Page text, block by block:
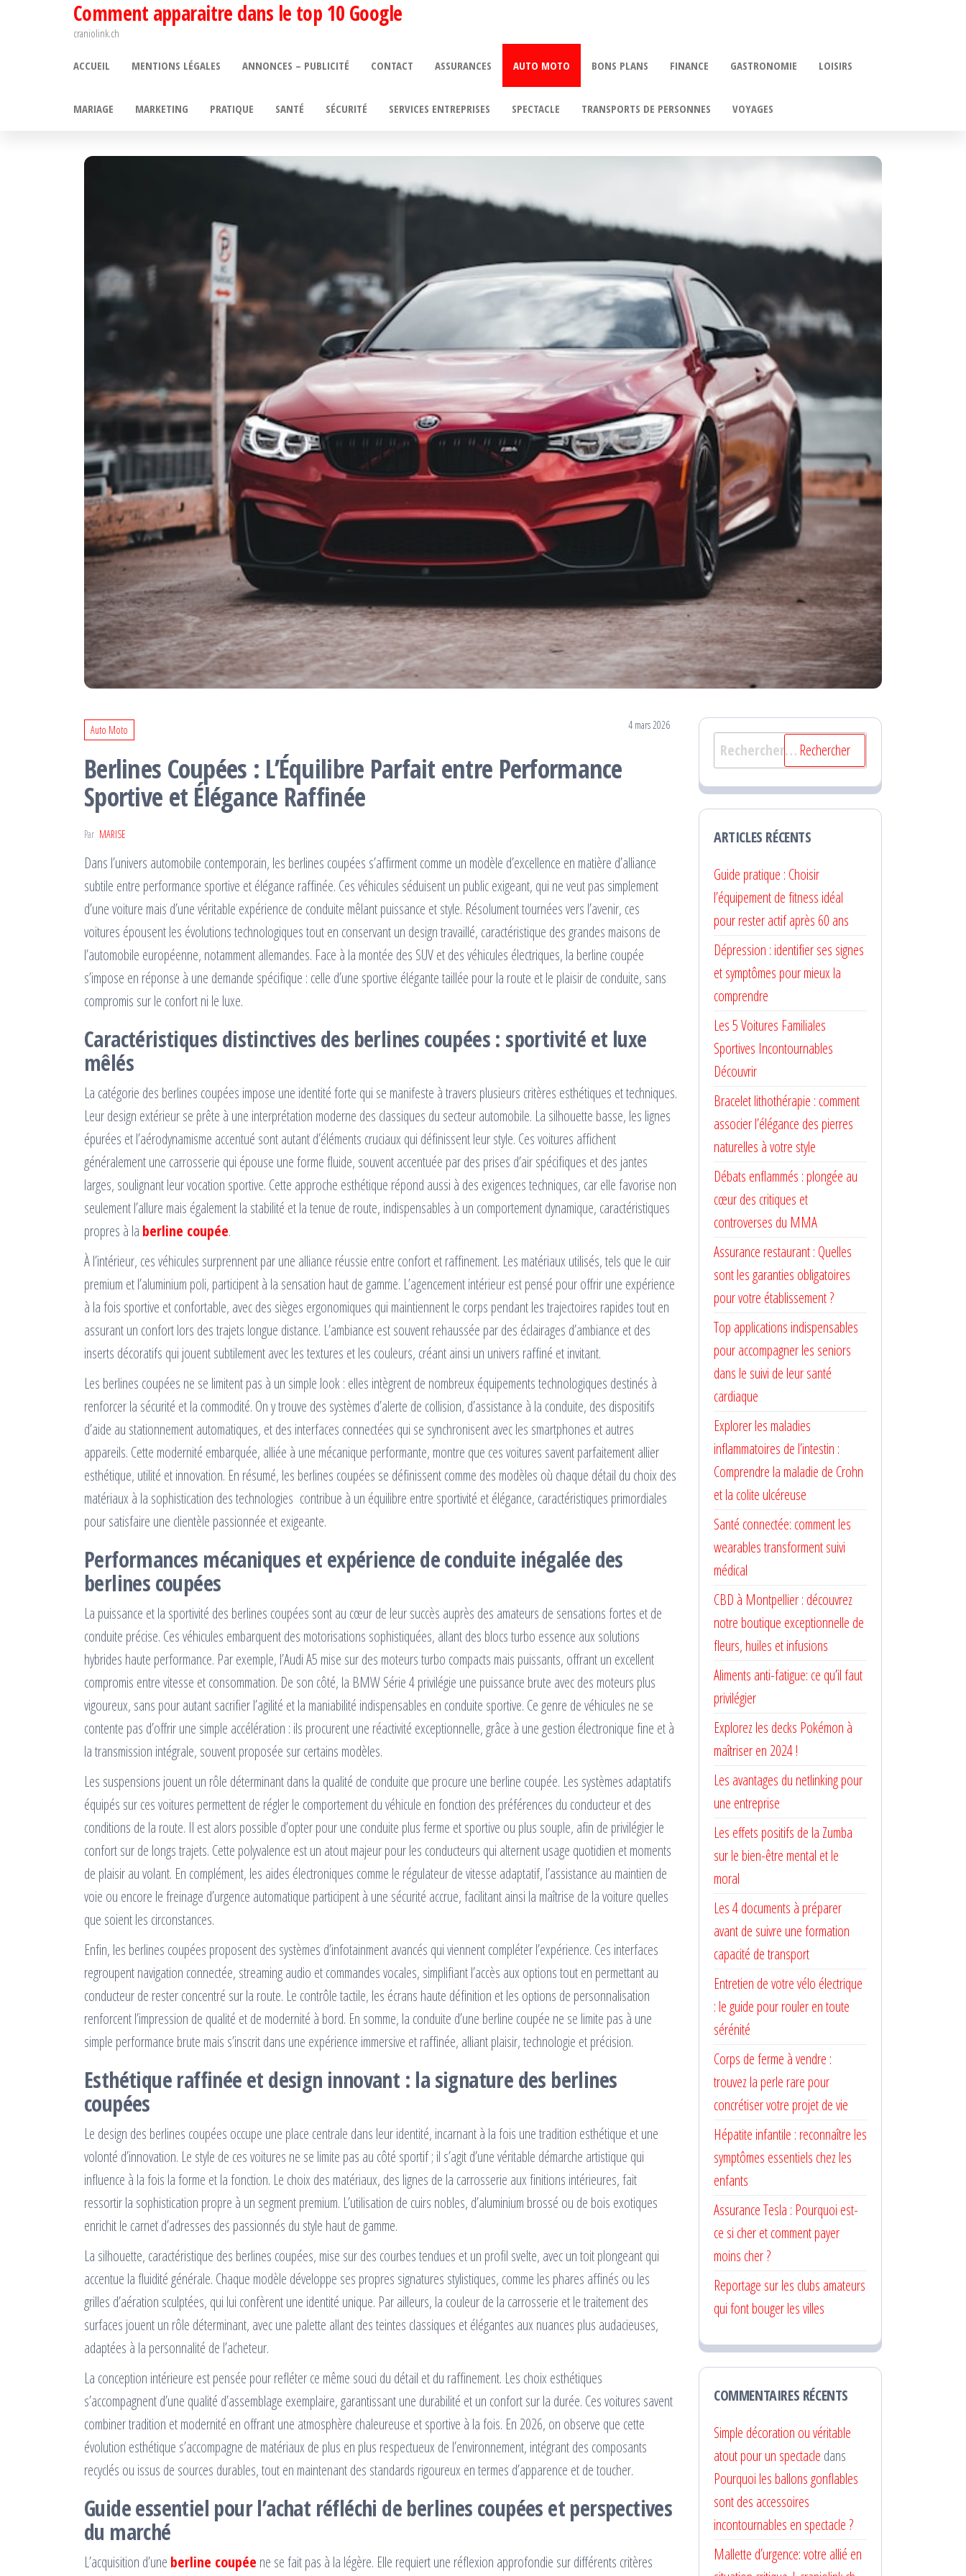
Comment apparaitre dans le top 10 Google
craniolink.ch
ACCUEIL MENTIONS LÉGALES ANNONCES – PUBLICITÉ CONTACT ASSURANCES AUTO MOTO BONS PLANS FINANCE GASTRONOMIE LOISIRS
MARIAGE MARKETING PRATIQUE SANTÉ SÉCURITÉ SERVICES ENTREPRISES SPECTACLE TRANSPORTS DE PERSONNES VOYAGES
Auto Moto 4 mars 2026
Berlines Coupées : L’Équilibre Parfait entre Performance
Sportive et Élégance Raffinée
Par MARISE
Dans l’univers automobile contemporain, les berlines coupées s’affirment comme un modèle d’excellence en matière d’alliance
subtile entre performance sportive et élégance raffinée. Ces véhicules séduisent un public exigeant, qui ne veut pas simplement
d’une voiture mais d’une véritable expérience de conduite mêlant puissance et style. Résolument tournées vers l’avenir, ces
voitures épousent les évolutions technologiques tout en conservant un design travaillé, caractéristique des grandes maisons de
l’automobile européenne, notamment allemandes. Face à la montée des SUV et des véhicules électriques, la berline coupée
s’impose en réponse à une demande spécifique : celle d’une sportive élégante taillée pour la route et le plaisir de conduite, sans
compromis sur le confort ni le luxe.
Caractéristiques distinctives des berlines coupées : sportivité et luxe
mêlés
La catégorie des berlines coupées impose une identité forte qui se manifeste à travers plusieurs critères esthétiques et techniques.
Leur design extérieur se prête à une interprétation moderne des classiques du secteur automobile. La silhouette basse, les lignes
épurées et l’aérodynamisme accentué sont autant d’éléments cruciaux qui définissent leur style. Ces voitures affichent
généralement une carrosserie qui épouse une forme fluide, souvent accentuée par des prises d’air spécifiques et des jantes
larges, soulignant leur vocation sportive. Cette approche esthétique répond aussi à des exigences techniques, car elle favorise non
seulement l’allure mais également la stabilité et la tenue de route, indispensables à un comportement dynamique, caractéristiques
propres à la berline coupée.
À l’intérieur, ces véhicules surprennent par une alliance réussie entre confort et raffinement. Les matériaux utilisés, tels que le cuir
premium et l’aluminium poli, participent à la sensation haut de gamme. L’agencement intérieur est pensé pour offrir une expérience
à la fois sportive et confortable, avec des sièges ergonomiques qui maintiennent le corps pendant les trajectoires rapides tout en
assurant un confort lors des trajets longue distance. L’ambiance est souvent rehaussée par des éclairages d’ambiance et des
inserts décoratifs qui jouent subtilement avec les textures et les couleurs, créant ainsi un univers raffiné et invitant.
Les berlines coupées ne se limitent pas à un simple look : elles intègrent de nombreux équipements technologiques destinés à
renforcer la sécurité et la commodité. On y trouve des systèmes d’alerte de collision, d’assistance à la conduite, des dispositifs
d’aide au stationnement automatiques, et des interfaces connectées qui se synchronisent avec les smartphones et autres
appareils. Cette modernité embarquée, alliée à une mécanique performante, montre que ces voitures savent parfaitement allier
esthétique, utilité et innovation. En résumé, les berlines coupées se définissent comme des modèles où chaque détail du choix des
matériaux à la sophistication des technologies contribue à un équilibre entre sportivité et élégance, caractéristiques primordiales
pour satisfaire une clientèle passionnée et exigeante.
Performances mécaniques et expérience de conduite inégalée des
berlines coupées
La puissance et la sportivité des berlines coupées sont au cœur de leur succès auprès des amateurs de sensations fortes et de
conduite précise. Ces véhicules embarquent des motorisations sophistiquées, allant des blocs turbo essence aux solutions
hybrides haute performance. Par exemple, l’Audi A5 mise sur des moteurs turbo compacts mais puissants, offrant un excellent
compromis entre vitesse et consommation. De son côté, la BMW Série 4 privilégie une puissance brute avec des moteurs plus
vigoureux, sans pour autant sacrifier l’agilité et la maniabilité indispensables en conduite sportive. Ce genre de véhicules ne se
contente pas d’offrir une simple accélération : ils procurent une réactivité exceptionnelle, grâce à une gestion électronique fine et à
la transmission intégrale, souvent proposée sur certains modèles.
Les suspensions jouent un rôle déterminant dans la qualité de conduite que procure une berline coupée. Les systèmes adaptatifs
équipés sur ces voitures permettent de régler le comportement du véhicule en fonction des préférences du conducteur et des
conditions de la route. Il est alors possible d’opter pour une conduite plus ferme et sportive ou plus souple, afin de privilégier le
confort sur de longs trajets. Cette polyvalence est un atout majeur pour les conducteurs qui alternent usage quotidien et moments
de plaisir au volant. En complément, les aides électroniques comme le régulateur de vitesse adaptatif, l’assistance au maintien de
voie ou encore le freinage d’urgence automatique participent à une sécurité accrue, facilitant ainsi la maîtrise de la voiture quelles
que soient les circonstances.
Enfin, les berlines coupées proposent des systèmes d’infotainment avancés qui viennent compléter l’expérience. Ces interfaces
regroupent navigation connectée, streaming audio et commandes vocales, simplifiant l’accès aux options tout en permettant au
conducteur de rester concentré sur la route. Le contrôle tactile, les écrans haute définition et les options de personnalisation
renforcent l’impression de qualité et de modernité à bord. En somme, la conduite d’une berline coupée ne se limite pas à une
simple performance brute mais s’inscrit dans une expérience immersive et raffinée, alliant plaisir, technologie et précision.
Esthétique raffinée et design innovant : la signature des berlines
coupées
Le design des berlines coupées occupe une place centrale dans leur identité, incarnant à la fois une tradition esthétique et une
volonté d’innovation. Le style de ces voitures ne se limite pas au côté sportif ; il s’agit d’une véritable démarche artistique qui
influence à la fois la forme et la fonction. Le choix des matériaux, des lignes de la carrosserie aux finitions intérieures, fait
ressortir la sophistication propre à un segment premium. L’utilisation de cuirs nobles, d’aluminium brossé ou de bois exotiques
enrichit le carnet d’adresses des passionnés du style haut de gamme.
La silhouette, caractéristique des berlines coupées, mise sur des courbes tendues et un profil svelte, avec un toit plongeant qui
accentue la fluidité générale. Chaque modèle développe ses propres signatures stylistiques, comme les phares affinés ou les
grilles d’aération sculptées, qui lui confèrent une identité unique. Par ailleurs, la couleur de la carrosserie et le traitement des
surfaces jouent un rôle déterminant, avec une palette allant des teintes classiques et élégantes aux nuances plus audacieuses,
adaptées à la personnalité de l’acheteur.
La conception intérieure est pensée pour refléter ce même souci du détail et du raffinement. Les choix esthétiques
s’accompagnent d’une qualité d’assemblage exemplaire, garantissant une durabilité et un confort sur la durée. Ces voitures savent
combiner tradition et modernité en offrant une atmosphère chaleureuse et sportive à la fois. En 2026, on observe que cette
évolution esthétique s’accompagne de matériaux de plus en plus respectueux de l’environnement, intégrant des composants
recyclés ou issus de sources durables, tout en maintenant des standards rigoureux en termes d’apparence et de toucher.
Guide essentiel pour l’achat réfléchi de berlines coupées et perspectives
du marché
L’acquisition d’une berline coupée ne se fait pas à la légère. Elle requiert une réflexion approfondie sur différents critères
Rechercher :
ARTICLES RÉCENTS
Guide pratique : Choisir
l’équipement de fitness idéal
pour rester actif après 60 ans
Dépression : identifier ses signes
et symptômes pour mieux la
comprendre
Les 5 Voitures Familiales
Sportives Incontournables
Découvrir
Bracelet lithothérapie : comment
associer l’élégance des pierres
naturelles à votre style
Débats enflammés : plongée au
cœur des critiques et
controverses du MMA
Assurance restaurant : Quelles
sont les garanties obligatoires
pour votre établissement ?
Top applications indispensables
pour accompagner les seniors
dans le suivi de leur santé
cardiaque
Explorer les maladies
inflammatoires de l’intestin :
Comprendre la maladie de Crohn
et la colite ulcéreuse
Santé connectée: comment les
wearables transforment suivi
médical
CBD à Montpellier : découvrez
notre boutique exceptionnelle de
fleurs, huiles et infusions
Aliments anti-fatigue: ce qu’il faut
privilégier
Explorez les decks Pokémon à
maîtriser en 2024 !
Les avantages du netlinking pour
une entreprise
Les effets positifs de la Zumba
sur le bien-être mental et le
moral
Les 4 documents à préparer
avant de suivre une formation
capacité de transport
Entretien de votre vélo électrique
: le guide pour rouler en toute
sérénité
Corps de ferme à vendre :
trouvez la perle rare pour
concrétiser votre projet de vie
Hépatite infantile : reconnaître les
symptômes essentiels chez les
enfants
Assurance Tesla : Pourquoi est-
ce si cher et comment payer
moins cher ?
Reportage sur les clubs amateurs
qui font bouger les villes
COMMENTAIRES RÉCENTS
Simple décoration ou véritable
atout pour un spectacle dans
Pourquoi les ballons gonflables
sont des accessoires
incontournables en spectacle ?
Mallette d’urgence: votre allié en